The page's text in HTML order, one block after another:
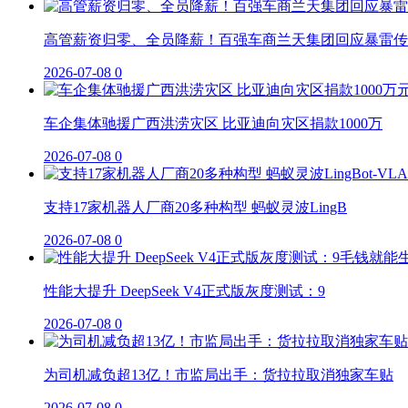
高管薪资归零、全员降薪！百强车商兰天集团回应暴雷
2026-07-08 0
车企集体驰援广西洪涝灾区 比亚迪向灾区捐款1000万
2026-07-08 0
支持17家机器人厂商20多种构型 蚂蚁灵波LingB
2026-07-08 0
性能大提升 DeepSeek V4正式版灰度测试：9
2026-07-08 0
为司机减负超13亿！市监局出手：货拉拉取消独家车贴